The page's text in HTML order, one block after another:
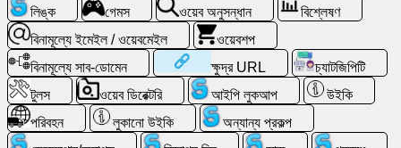
গেমস
ওয়েব
অনুসন্ধান
বিনামূল্যে
লিঙ্ক গেমস ওয়েব অনুসন্ধান
বিশ্লেষণ
বিনামূল্যে ইমেইল / ওয়েবমেইল
ওয়েবশপ
বিনামূল্যে সাব-ডোমেন
ক্ষুদ্র URL
চ্যাটজিপিটি
টুলস
ওয়েব ডিরেক্টরি আইপি লুকআপ
উইকি
পরিবহন
লুকানো উইকি
অন্যান্য প্রকল্প